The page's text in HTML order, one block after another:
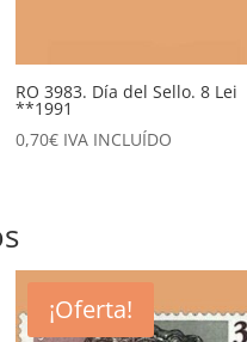
RO 3983. Día del Sello. 8 Lei
**1991
0,70€ IVA INCLUÍDO
¡Oferta!